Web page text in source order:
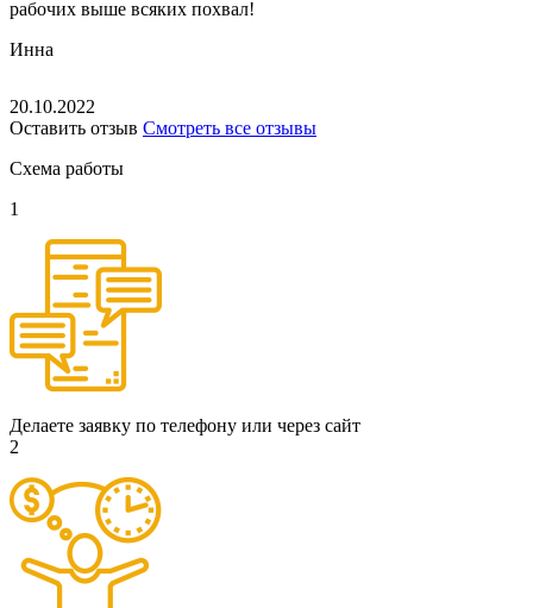
рабочих выше всяких похвал!
Инна
20.10.2022
Оставить отзыв Смотреть все отзывы
Схема работы
1
Делаете заявку по телефону или через сайт
2